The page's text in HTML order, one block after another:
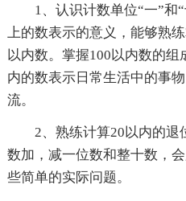
1、认识计数单位“一”和
上的数表示的意义，能够熟
以内数。掌握100以内数的
内的数表示日常生活中的事
流。
2、熟练计算20以内的退
数加，减一位数和整十数，
些简单的实际问题。